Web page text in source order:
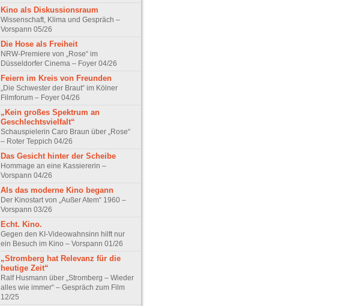
Kino als Diskussionsraum
Wissenschaft, Klima und Gespräch –
Vorspann 05/26
Die Hose als Freiheit
NRW-Premiere von „Rose“ im
Düsseldorfer Cinema – Foyer 04/26
Feiern im Kreis von Freunden
„Die Schwester der Braut“ im Kölner
Filmforum – Foyer 04/26
„Kein großes Spektrum an
Geschlechtsvielfalt“
Schauspielerin Caro Braun über „Rose“
– Roter Teppich 04/26
Das Gesicht hinter der Scheibe
Hommage an eine Kassiererin –
Vorspann 04/26
Als das moderne Kino begann
Der Kinostart von „Außer Atem“ 1960 –
Vorspann 03/26
Echt. Kino.
Gegen den KI-Videowahnsinn hilft nur
ein Besuch im Kino – Vorspann 01/26
„Stromberg hat Relevanz für die
heutige Zeit“
Ralf Husmann über „Stromberg – Wieder
alles wie immer“ – Gespräch zum Film
12/25